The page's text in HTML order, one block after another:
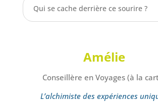
Qui se cache derrière ce sourire ?
Amélie
Conseillère en Voyages (à la
L’alchimiste des expériences